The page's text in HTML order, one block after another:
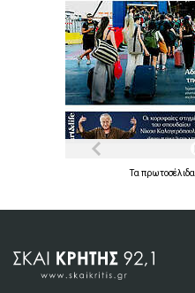
Τα πρωτοσέλιδα